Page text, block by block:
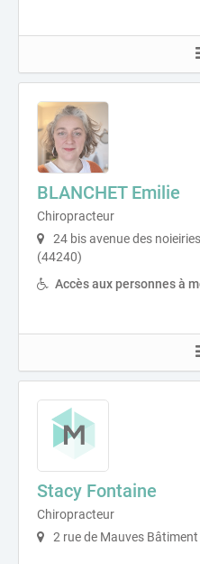
BLANCHET Emilie
Chiropracteur
24 bis avenue des
(44240)
Accès aux personnes à
Stacy Fontaine
Chiropracteur
2 rue de Mauves